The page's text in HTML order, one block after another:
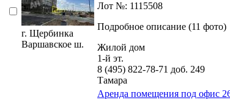
г. Щербинка
Варшавское ш.
Лот №: 1115508
Подробное описание (11 фото)
Жилой дом
1-й эт.
8 (495) 822-78-71 доб. 249
Тамара
Аренда помещения под офис